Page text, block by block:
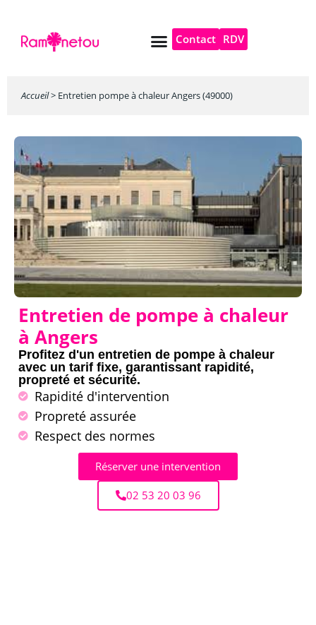
Contact RDV
Accueil> Entretien pompe à chaleur Angers (49000)
Entretien de pompe à chaleur
à Angers
Profitez d'un entretien de pompe à chaleur
avec un tarif fixe, garantissant rapidité,
propreté et sécurité.
Rapidité d'intervention
Propreté assurée
Respect des normes
Réserver une intervention
02 53 20 03 96